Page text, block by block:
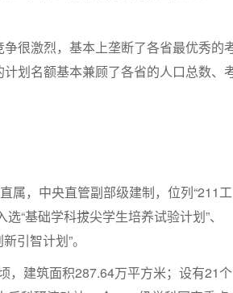
很激烈，基本上垄断了各省最优秀的
划名额基本兼顾了各省的人口总数、
属，中央直管副部级建制，位列“211工
“基础学科拔尖学生培养试验计划”、
引智计划”。
，建筑面积287.64万平方米；设有21个